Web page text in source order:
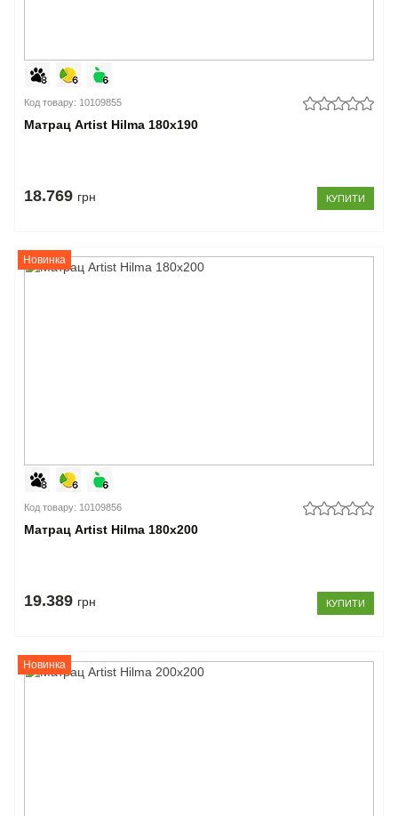
Код товару: 10109855
Матрац Artist Hilma 180x190
18.769 грн КУПИТИ
Новинка
Код товару: 10109856
Матрац Artist Hilma 180x200
19.389 грн КУПИТИ
Новинка